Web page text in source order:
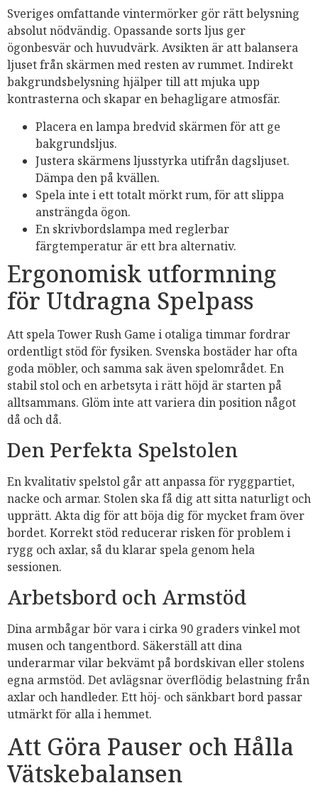
Sveriges omfattande vintermörker gör rätt belysning
absolut nödvändig. Opassande sorts ljus ger
ögonbesvär och huvudvärk. Avsikten är att balansera
ljuset från skärmen med resten av rummet. Indirekt
bakgrundsbelysning hjälper till att mjuka upp
kontrasterna och skapar en behagligare atmosfär.
Placera en lampa bredvid skärmen för att ge
bakgrundsljus.
Justera skärmens ljusstyrka utifrån dagsljuset.
Dämpa den på kvällen.
Spela inte i ett totalt mörkt rum, för att slippa
ansträngda ögon.
En skrivbordslampa med reglerbar
färgtemperatur är ett bra alternativ.
Ergonomisk utformning
för Utdragna Spelpass
Att spela Tower Rush Game i otaliga timmar fordrar
ordentligt stöd för fysiken. Svenska bostäder har ofta
goda möbler, och samma sak även spelområdet. En
stabil stol och en arbetsyta i rätt höjd är starten på
alltsammans. Glöm inte att variera din position något
då och då.
Den Perfekta Spelstolen
En kvalitativ spelstol går att anpassa för ryggpartiet,
nacke och armar. Stolen ska få dig att sitta naturligt och
upprätt. Akta dig för att böja dig för mycket fram över
bordet. Korrekt stöd reducerar risken för problem i
rygg och axlar, så du klarar spela genom hela
sessionen.
Arbetsbord och Armstöd
Dina armbågar bör vara i cirka 90 graders vinkel mot
musen och tangentbord. Säkerställ att dina
underarmar vilar bekvämt på bordskivan eller stolens
egna armstöd. Det avlägsnar överflödig belastning från
axlar och handleder. Ett höj- och sänkbart bord passar
utmärkt för alla i hemmet.
Att Göra Pauser och Hålla
Vätskebalansen